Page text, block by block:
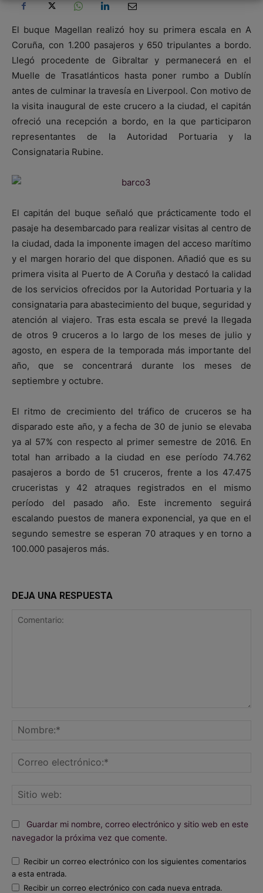
El buque Magellan realizó hoy su primera escala en A
Coruña, con 1.200 pasajeros y 650 tripulantes a bordo.
Llegó procedente de Gibraltar y permanecerá en el
Muelle de Trasatlánticos hasta poner rumbo a Dublín
antes de culminar la travesía en Liverpool. Con motivo de
la visita inaugural de este crucero a la ciudad, el capitán
ofreció una recepción a bordo, en la que participaron
representantes de la Autoridad Portuaria y la
Consignataria Rubine.
El capitán del buque señaló que prácticamente todo el
pasaje ha desembarcado para realizar visitas al centro de
la ciudad, dada la imponente imagen del acceso marítimo
y el margen horario del que disponen. Añadió que es su
primera visita al Puerto de A Coruña y destacó la calidad
de los servicios ofrecidos por la Autoridad Portuaria y la
consignataria para abastecimiento del buque, seguridad y
atención al viajero. Tras esta escala se prevé la llegada
de otros 9 cruceros a lo largo de los meses de julio y
agosto, en espera de la temporada más importante del
año, que se concentrará durante los meses de
septiembre y octubre.
El ritmo de crecimiento del tráfico de cruceros se ha
disparado este año, y a fecha de 30 de junio se elevaba
ya al 57% con respecto al primer semestre de 2016. En
total han arribado a la ciudad en ese período 74.762
pasajeros a bordo de 51 cruceros, frente a los 47.475
cruceristas y 42 atraques registrados en el mismo
período del pasado año. Este incremento seguirá
escalando puestos de manera exponencial, ya que en el
segundo semestre se esperan 70 atraques y en torno a
100.000 pasajeros más.
DEJA UNA RESPUESTA
Guardar mi nombre, correo electrónico y sitio web en este
navegador la próxima vez que comente.
Recibir un correo electrónico con los siguientes comentarios
a esta entrada.
Recibir un correo electrónico con cada nueva entrada.